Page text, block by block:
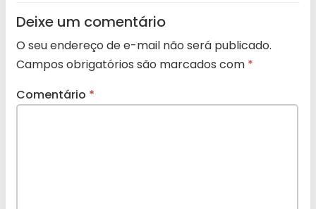
Deixe um comentário
O seu endereço de e-mail não será publicado.
Campos obrigatórios são marcados com *
Comentário *